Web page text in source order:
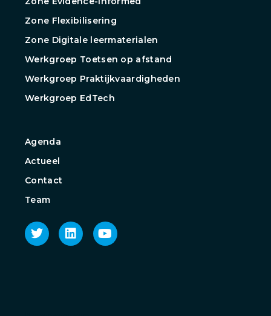
Zone Flexibilisering
Zone Digitale leermaterialen
Werkgroep Toetsen op afstand
Werkgroep Praktijkvaardigheden
Werkgroep EdTech
Agenda
Actueel
Contact
Team